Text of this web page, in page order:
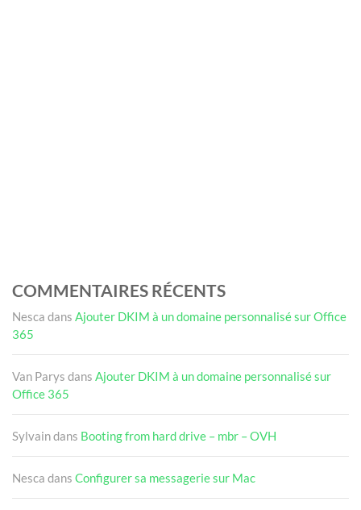
COMMENTAIRES RÉCENTS
Nesca dans Ajouter DKIM à un domaine personnalisé sur Office
365
Van Parys dans Ajouter DKIM à un domaine personnalisé sur
Office 365
Sylvaindans Booting from hard drive – mbr – OVH
Nesca dans Configurer sa messagerie sur Mac